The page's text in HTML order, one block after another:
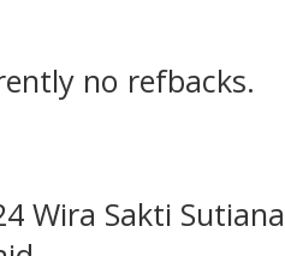
no refbacks.
Wira Sakti